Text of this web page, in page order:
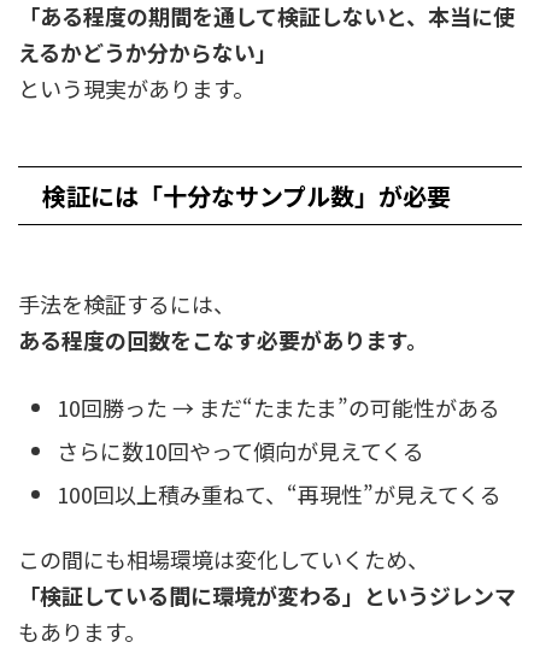
「ある程度の期間を通して検証しないと、本当に使
えるかどうか分からない」
という現実があります。
検証には「十分なサンプル数」が必要
手法を検証するには、
ある程度の回数をこなす必要があります。
10回勝った → まだ“たまたま”の可能性がある
さらに数10回やって傾向が見えてくる
100回以上積み重ねて、“再現性”が見えてくる
この間にも相場環境は変化していくため、
「検証している間に環境が変わる」というジレンマ
もあります。